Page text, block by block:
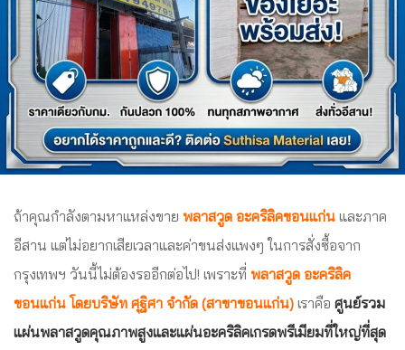
ถ้าคุณกำลังตามหาแหล่งขาย พลาสวูด อะคริลิคขอนแก่น และภาค
อีสาน แต่ไม่อยากเสียเวลาและค่าขนส่งแพงๆ ในการสั่งซื้อจาก
กรุงเทพฯ วันนี้ไม่ต้องรออีกต่อไป! เพราะที่ พลาสวูด อะคริลิค
ขอนแก่น โดยบริษัท ศุฐิศา จำกัด (สาขาขอนแก่น) เราคือ ศูนย์รวม
แผ่นพลาสวูดคุณภาพสูงและแผ่นอะคริลิคเกรดพรีเมียมที่ใหญ่ที่สุด